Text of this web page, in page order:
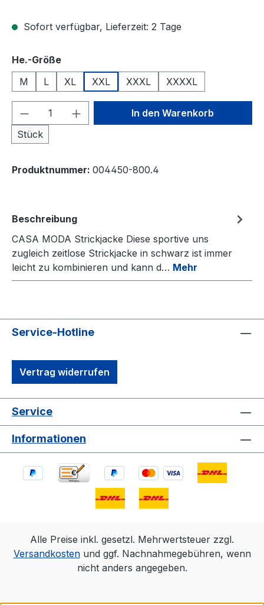
Sofort verfügbar, Lieferzeit: 2 Tage
He.-Größeauswählen
M
L XL XXL XXXL XXXXL
Produkt Anzahl: Gib den
Stück
In den Warenkorb
Produktnummer: 004450-800.4
Beschreibung
CASA MODA Strickjacke Diese sportive uns
zugleich zeitlose Strickjacke in schwarz ist immer
leicht zu kombinieren und kann d… Mehr
Service-Hotline
Vertrag widerrufen
Service
Informationen
Alle Preise inkl. gesetzl. Mehrwertsteuer zzgl.
Versandkostenund ggf. Nachnahmegebühren, wenn
nicht anders angegeben.